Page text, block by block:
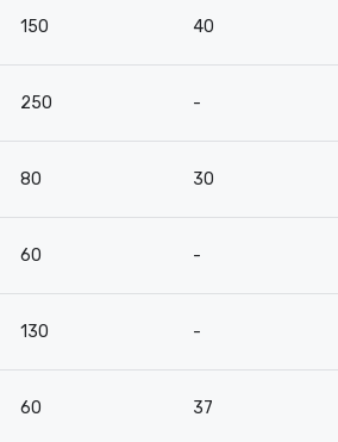
150 40
250 -
80 30
60 -
130 -
60 37